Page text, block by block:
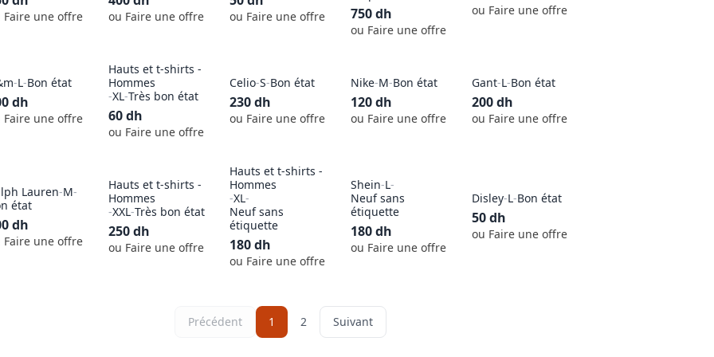
Faire une offre ou Faire une offre ou Faire une offre 750dh
ou Faire une offre
ou Faire une offre
-L-Bon état
dh
Faire une offre
Hauts et t-shirts -
Hommes
-XL-Très bon état
60dh
ou Faire une offre
Celio-S-Bon état
230dh
ou Faire une offre
Nike-M-Bon état
120dh
ou Faire une offre
Gant-L-Bon état
200dh
ou Faire une offre
Lauren-M-
état
dh
Faire une offre
Hauts et t-shirts -
Hommes
-XXL-Très bon état
250dh
ou Faire une offre
Hauts et t-shirts -
Hommes
-XL-
Neuf sans
étiquette
180dh
ou Faire une offre
Shein-L-
Neuf sans
étiquette
180dh
ou Faire une offre
Disley-L-Bon état
50dh
ou Faire une offre
Précédent 1 2 Suivant